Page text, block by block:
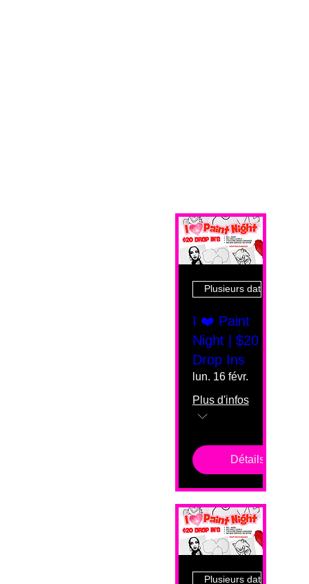
Plusieurs dates
I ❤️ Paint
Night | $20
Drop Ins
lun. 16 févr.
Plus d'infos
Détails
Plusieurs dates